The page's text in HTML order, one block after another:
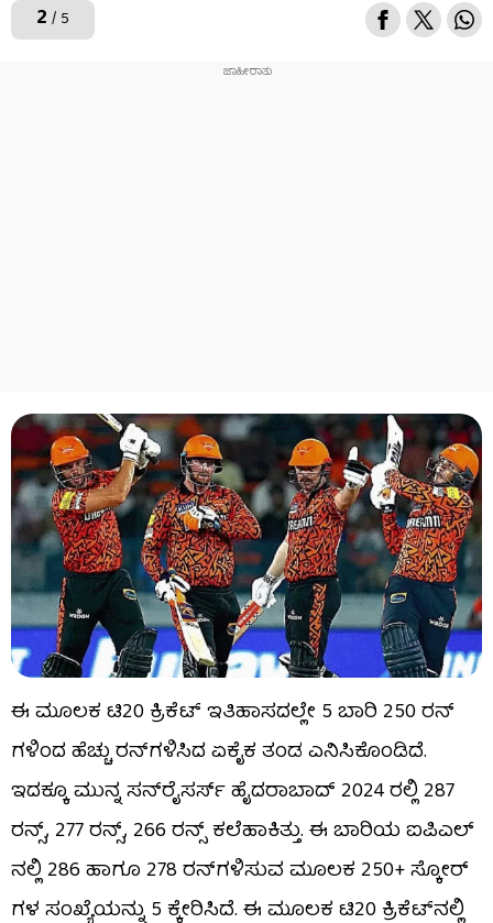
2 / 5
ಈ ಮೂಲಕ ಟಿ20 ಕ್ರಿಕೆಟ್ ಇತಿಹಾಸದಲ್ಲೇ 5 ಬಾರಿ 250 ರನ್​
ಗಳಿಂದ ಹೆಚ್ಚು ರನ್​ಗಳಿಸಿದ ಏಕೈಕ ತಂಡ ಎನಿಸಿಕೊಂಡಿದೆ.
ಇದಕ್ಕೂ ಮುನ್ನ ಸನ್​​ರೈಸರ್ಸ್ ಹೈದರಾಬಾದ್ 2024 ರಲ್ಲಿ 287
ರನ್ಸ್, 277 ರನ್ಸ್​, 266 ರನ್ಸ್ ಕಲೆಹಾಕಿತ್ತು. ಈ ಬಾರಿಯ ಐಪಿಎಲ್​
ನಲ್ಲಿ 286 ಹಾಗೂ 278 ರನ್​ಗಳಿಸುವ ಮೂಲಕ 250+ ಸ್ಕೋರ್​
ಗಳ ಸಂಖ್ಯೆಯನ್ನು 5 ಕ್ಕೇರಿಸಿದೆ. ಈ ಮೂಲಕ ಟಿ20 ಕ್ರಿಕೆಟ್​ನಲ್ಲಿ